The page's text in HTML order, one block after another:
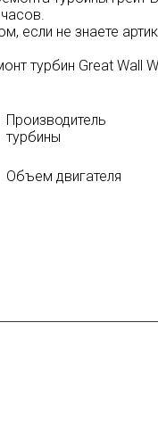
, если не знаете
турбин Great Wall
Производитель
турбины
Объем двигателя